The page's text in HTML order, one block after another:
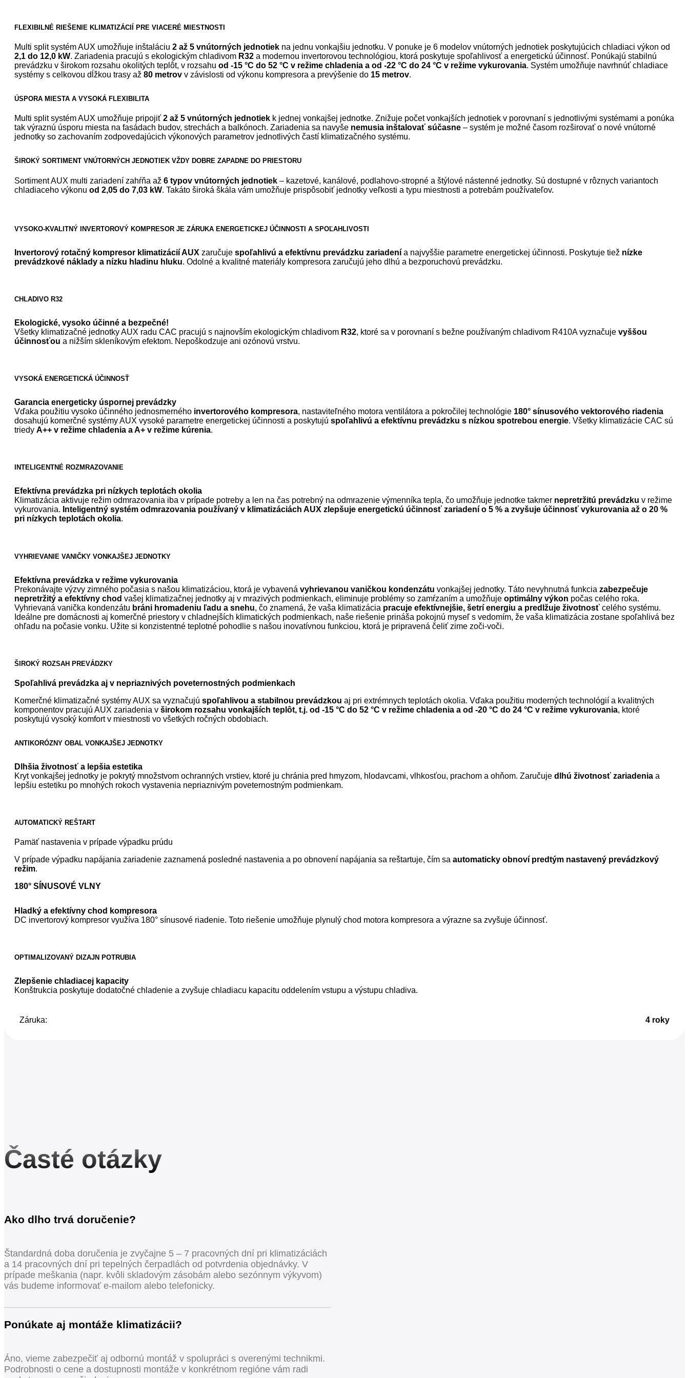
FLEXIBILNÉ RIEŠENIE KLIMATIZÁCIÍ PRE VIACERÉ MIESTNOSTI
Multi split systém AUX umožňuje inštaláciu 2 až 5 vnútorných jednotiek na jednu vonkajšiu jednotku. V ponuke je 6 modelov vnútorných jednotiek poskytujúcich chladiaci výkon od
2,1 do 12,0 kW. Zariadenia pracujú s ekologickým chladivom R32 a modernou invertorovou technológiou, ktorá poskytuje spoľahlivosť a energetickú účinnosť. Ponúkajú stabilnú
prevádzku v širokom rozsahu okolitých teplôt, v rozsahu od -15 °C do 52 °C v režime chladenia a od -22 °C do 24 °C v režime vykurovania. Systém umožňuje navrhnúť chladiace
systémy s celkovou dĺžkou trasy až 80 metrov v závislosti od výkonu kompresora a prevýšenie do 15 metrov.
ÚSPORA MIESTA A VYSOKÁ FLEXIBILITA
Multi split systém AUX umožňuje pripojiť 2 až 5 vnútorných jednotiek k jednej vonkajšej jednotke. Znižuje počet vonkajších jednotiek v porovnaní s jednotlivými systémami a ponúka
tak výraznú úsporu miesta na fasádach budov, strechách a balkónoch. Zariadenia sa navyše nemusia inštalovať súčasne – systém je možné časom rozširovať o nové vnútorné
jednotky so zachovaním zodpovedajúcich výkonových parametrov jednotlivých častí klimatizačného systému.
ŠIROKÝ SORTIMENT VNÚTORNÝCH JEDNOTIEK VŽDY DOBRE ZAPADNE DO PRIESTORU
Sortiment AUX multi zariadení zahŕňa až 6 typov vnútorných jednotiek – kazetové, kanálové, podlahovo-stropné a štýlové nástenné jednotky. Sú dostupné v rôznych variantoch
chladiaceho výkonu od 2,05 do 7,03 kW. Takáto široká škála vám umožňuje prispôsobiť jednotky veľkosti a typu miestnosti a potrebám používateľov.
VYSOKO-KVALITNÝ INVERTOROVÝ KOMPRESOR JE ZÁRUKA ENERGETICKEJ ÚČINNOSTI A SPOĽAHLIVOSTI
Invertorový rotačný kompresor klimatizácií AUX zaručuje spoľahlivú a efektívnu prevádzku zariadení a najvyššie parametre energetickej účinnosti. Poskytuje tiež nízke
prevádzkové náklady a nízku hladinu hluku. Odolné a kvalitné materiály kompresora zaručujú jeho dlhú a bezporuchovú prevádzku.
CHLADIVO R32
Ekologické, vysoko účinné a bezpečné!
Všetky klimatizačné jednotky AUX radu CAC pracujú s najnovším ekologickým chladivom R32, ktoré sa v porovnaní s bežne používaným chladivom R410A vyznačuje vyššou
účinnosťou a nižším skleníkovým efektom. Nepoškodzuje ani ozónovú vrstvu.
VYSOKÁ ENERGETICKÁ ÚČINNOSŤ
Garancia energeticky úspornej prevádzky
Vďaka použitiu vysoko účinného jednosmerného invertorového kompresora, nastaviteľného motora ventilátora a pokročilej technológie 180° sínusového vektorového riadenia
dosahujú komerčné systémy AUX vysoké parametre energetickej účinnosti a poskytujú spoľahlivú a efektívnu prevádzku s nízkou spotrebou energie. Všetky klimatizácie CAC sú
triedy A++ v režime chladenia a A+ v režime kúrenia.
INTELIGENTNÉ ROZMRAZOVANIE
Efektívna prevádzka pri nízkych teplotách okolia
Klimatizácia aktivuje režim odmrazovania iba v prípade potreby a len na čas potrebný na odmrazenie výmenníka tepla, čo umožňuje jednotke takmer nepretržitú prevádzku v režime
vykurovania. Inteligentný systém odmrazovania používaný v klimatizáciách AUX zlepšuje energetickú účinnosť zariadení o 5 % a zvyšuje účinnosť vykurovania až o 20 %
pri nízkych teplotách okolia.
VYHRIEVANIE VANIČKY VONKAJŠEJ JEDNOTKY
Efektívna prevádzka v režime vykurovania
Prekonávajte výzvy zimného počasia s našou klimatizáciou, ktorá je vybavená vyhrievanou vaničkou kondenzátu vonkajšej jednotky. Táto nevyhnutná funkcia zabezpečuje
nepretržitý a efektívny chod vašej klimatizačnej jednotky aj v mrazivých podmienkach, eliminuje problémy so zamŕzaním a umožňuje optimálny výkon počas celého roka.
Vyhrievaná vanička kondenzátu bráni hromadeniu ľadu a snehu, čo znamená, že vaša klimatizácia pracuje efektívnejšie, šetrí energiu a predlžuje životnosť celého systému.
Ideálne pre domácnosti aj komerčné priestory v chladnejších klimatických podmienkach, naše riešenie prináša pokojnú myseľ s vedomím, že vaša klimatizácia zostane spoľahlivá bez
ohľadu na počasie vonku. Užite si konzistentné teplotné pohodlie s našou inovatívnou funkciou, ktorá je pripravená čeliť zime zoči-voči.
ŠIROKÝ ROZSAH PREVÁDZKY
Spoľahlivá prevádzka aj v nepriaznivých poveternostných podmienkach
Komerčné klimatizačné systémy AUX sa vyznačujú spoľahlivou a stabilnou prevádzkou aj pri extrémnych teplotách okolia. Vďaka použitiu moderných technológií a kvalitných
komponentov pracujú AUX zariadenia v širokom rozsahu vonkajších teplôt, t.j. od -15 °C do 52 °C v režime chladenia a od -20 °C do 24 °C v režime vykurovania, ktoré
poskytujú vysoký komfort v miestnosti vo všetkých ročných obdobiach.
ANTIKORÓZNY OBAL VONKAJŠEJ JEDNOTKY
Dlhšia životnosť a lepšia estetika
Kryt vonkajšej jednotky je pokrytý množstvom ochranných vrstiev, ktoré ju chránia pred hmyzom, hlodavcami, vlhkosťou, prachom a ohňom. Zaručuje dlhú životnosť zariadenia a
lepšiu estetiku po mnohých rokoch vystavenia nepriaznivým poveternostným podmienkam.
AUTOMATICKÝ REŠTART
Pamäť nastavenia v prípade výpadku prúdu
V prípade výpadku napájania zariadenie zaznamená posledné nastavenia a po obnovení napájania sa reštartuje, čím sa automaticky obnoví predtým nastavený prevádzkový
režim.
180° SÍNUSOVÉ VLNY
Hladký a efektívny chod kompresora
DC invertorový kompresor využíva 180° sínusové riadenie. Toto riešenie umožňuje plynulý chod motora kompresora a výrazne sa zvyšuje účinnosť.
OPTIMALIZOVANÝ DIZAJN POTRUBIA
Zlepšenie chladiacej kapacity
Konštrukcia poskytuje dodatočné chladenie a zvyšuje chladiacu kapacitu oddelením vstupu a výstupu chladiva.
Záruka: 4 roky
Časté otázky
Ako dlho trvá doručenie?
Štandardná doba doručenia je zvyčajne 5 – 7 pracovných dní pri klimatizáciách
a 14 pracovných dní pri tepelných čerpadlách od potvrdenia objednávky. V
prípade meškania (napr. kvôli skladovým zásobám alebo sezónnym výkyvom)
vás budeme informovať e-mailom alebo telefonicky.
Ponúkate aj montáže klimatizácii?
Áno, vieme zabezpečiť aj odbornú montáž v spolupráci s overenými technikmi.
Podrobnosti o cene a dostupnosti montáže v konkrétnom regióne vám radi